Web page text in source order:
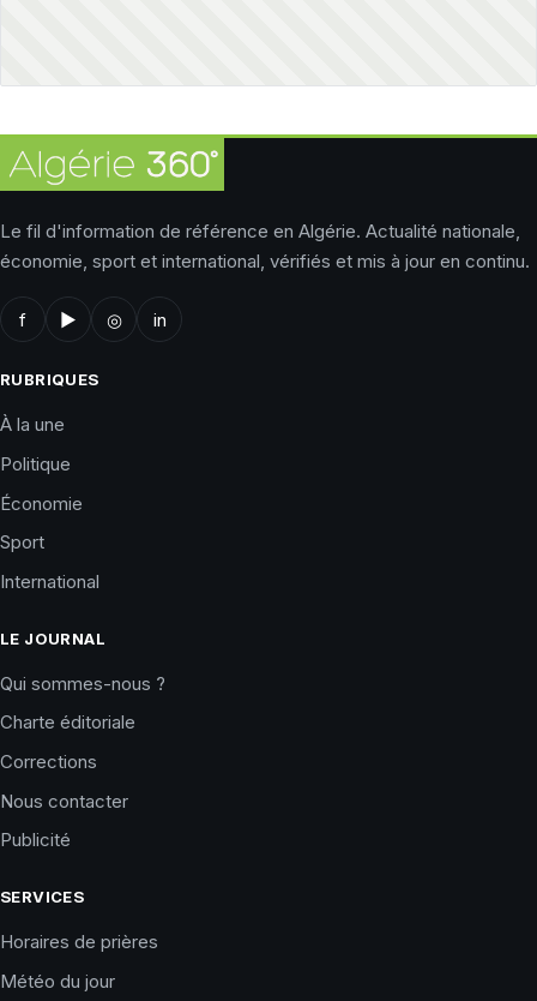
Le fil d'information de référence en Algérie. Actualité nationale,
économie, sport et international, vérifiés et mis à jour en continu.
f ▶ ◎ in
RUBRIQUES
À la une
Politique
Économie
Sport
International
LE JOURNAL
Qui sommes-nous ?
Charte éditoriale
Corrections
Nous contacter
Publicité
SERVICES
Horaires de prières
Météo du jour